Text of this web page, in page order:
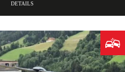
DETAILS